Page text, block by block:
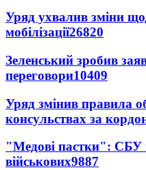
Уряд ухвалив зміни
мобілізації26820
Зеленський зробив
переговори10409
Уряд змінив правила
консульствах за
"Медові пастки": СБУ
військових9887